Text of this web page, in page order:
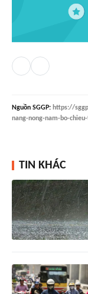
Nguồn SGGP: https://
nang-nong-nam-bo-
TIN KHÁC